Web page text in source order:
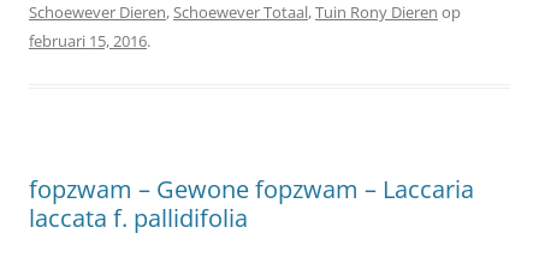
Schoewever Dieren,Schoewever Totaal,Tuin Rony Dieren op
februari 15, 2016.
fopzwam – Gewone fopzwam – Laccaria
laccata f. pallidifolia